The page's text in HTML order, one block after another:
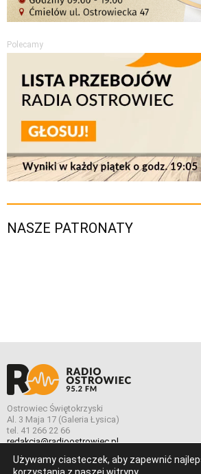
Polecamy
NASZE PATRONATY
Ostrowiec Świętokrzyski
Al. 3 Maja 17 (Galeria Łysica)
tel. 41 266 22 66
redakcja@radioostrowiec.pl
Używamy ciasteczek, aby zapewnić